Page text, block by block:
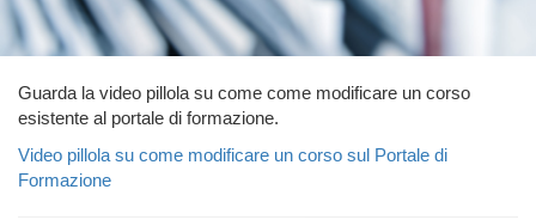
Guarda la video pillola su come come modificare un corso
esistente al portale di formazione.
Video pillola su come modificare un corso sul Portale di
Formazione